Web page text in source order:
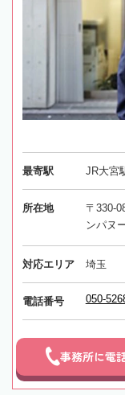
最寄駅 JR大宮
所在地
〒330-
ンパヌ
対応エリア 埼玉
電話番号 050-
事務所に電